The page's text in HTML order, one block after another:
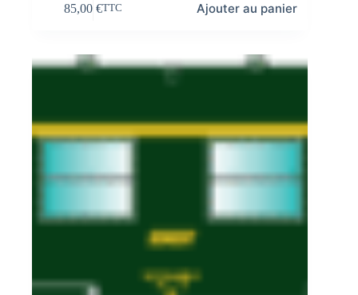
85,00 €TTC Ajouter au panier